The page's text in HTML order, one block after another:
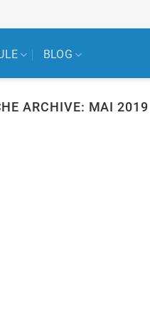
BLOG
ARCHIVE: MAI 2019